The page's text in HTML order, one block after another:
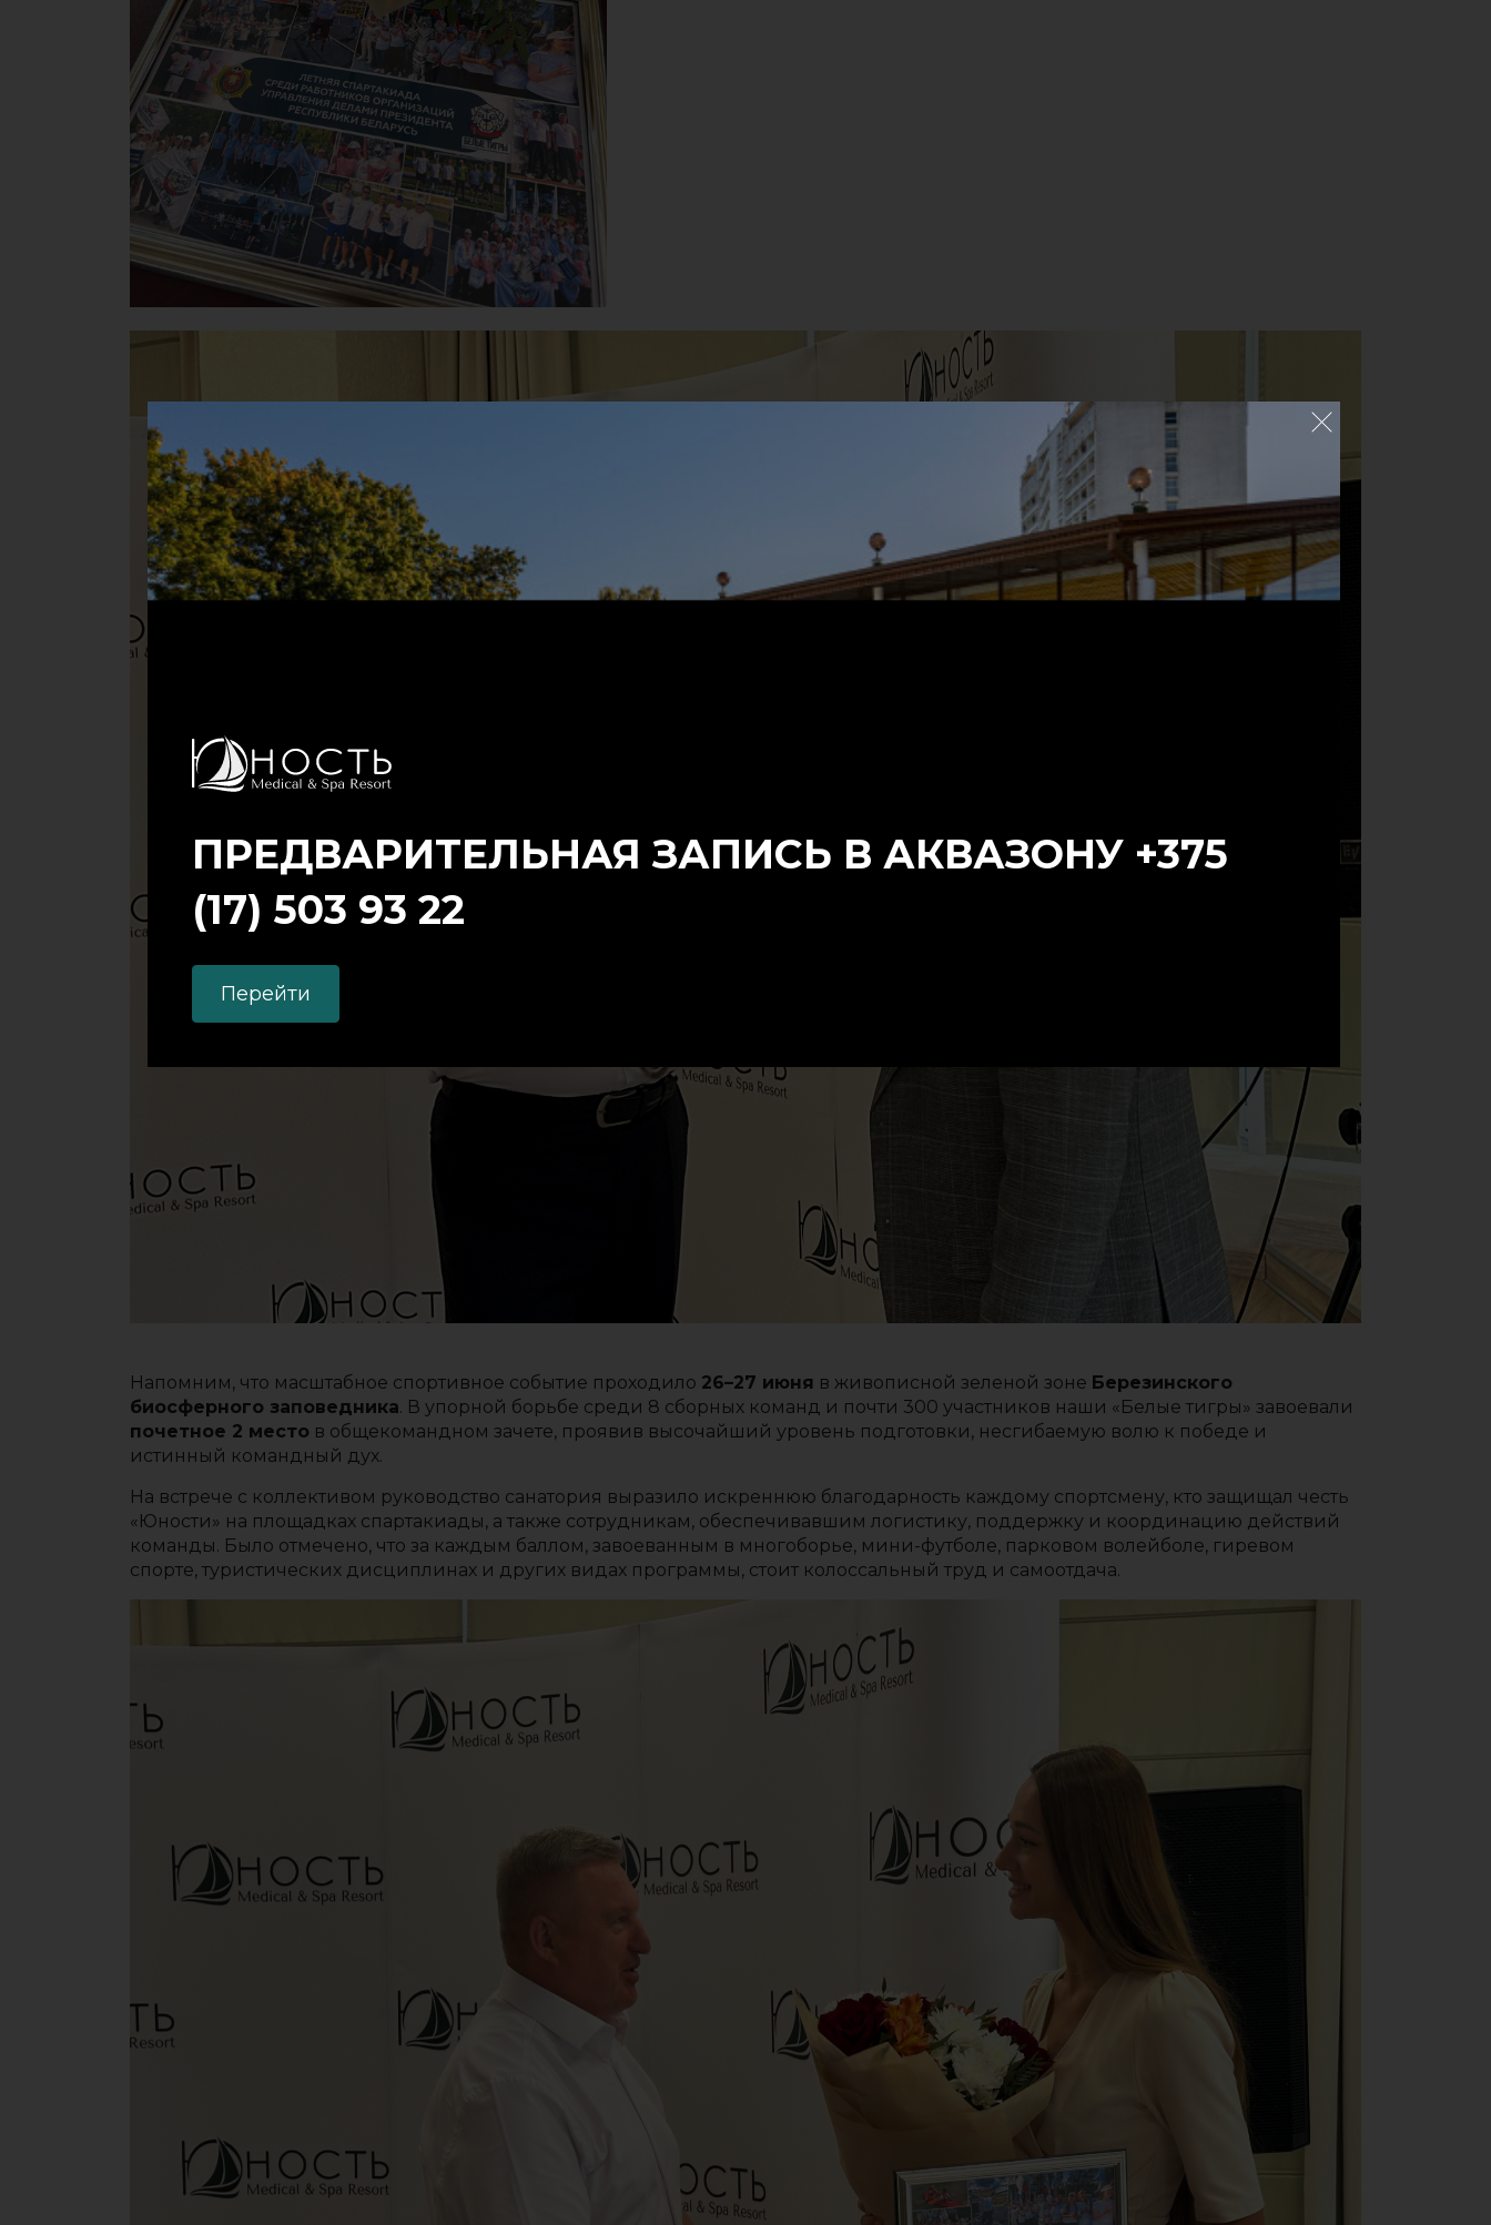
Напомним, что масштабное спортивное событие проходило 26–27 июня в живописной зеленой зоне Березинского
биосферного заповедника. В упорной борьбе среди 8 сборных команд и почти 300 участников наши «Белые тигры» завоевали
почетное 2 место в общекомандном зачете, проявив высочайший уровень подготовки, несгибаемую волю к победе и
истинный командный дух.
На встрече с коллективом руководство санатория выразило искреннюю благодарность каждому спортсмену, кто защищал честь
«Юности» на площадках спартакиады, а также сотрудникам, обеспечивавшим логистику, поддержку и координацию действий
команды. Было отмечено, что за каждым баллом, завоеванным в многоборье, мини-футболе, парковом волейболе, гиревом
спорте, туристических дисциплинах и других видах программы, стоит колоссальный труд и самоотдача.
ПРЕДВАРИТЕЛЬНАЯ ЗАПИСЬ В АКВАЗОНУ +375
(17) 503 93 22
Перейти